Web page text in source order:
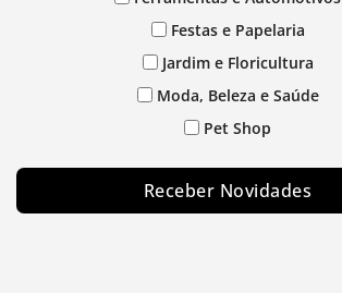
Festas e Papelaria
Jardim e Floricultura
Moda, Beleza e Saúde
Pet Shop
Receber Novidades